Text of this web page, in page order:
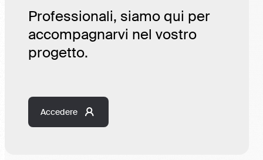
Professionali, siamo qui per
accompagnarvi nel vostro
progetto.
Accedere